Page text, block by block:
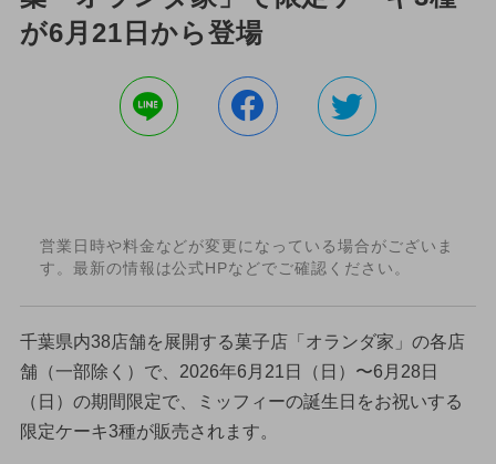
が6月21日から登場
営業日時や料金などが変更になっている場合がございま
す。最新の情報は公式HPなどでご確認ください。
千葉県内38店舗を展開する菓子店「オランダ家」の各店
舗（一部除く）で、2026年6月21日（日）〜6月28日
（日）の期間限定で、ミッフィーの誕生日をお祝いする
限定ケーキ3種が販売されます。